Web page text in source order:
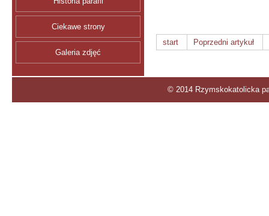
Ciekawe strony
Galeria zdjęć
start Poprzedni artykuł
© 2014 Rzymskokatolicka